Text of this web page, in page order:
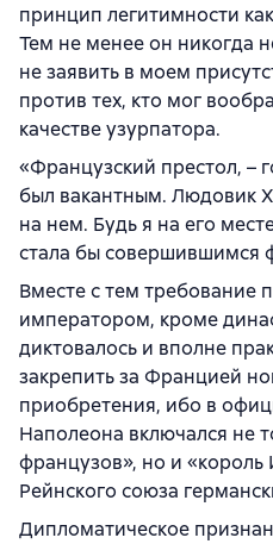
принцип легитимности
Тем не менее он никогда
не заявить в моем
против тех, кто мог
качестве узурпатора.
«Французский престол, –
был вакантным. Людовик
на нем. Будь я на его
стала бы совершившимся
Вместе с тем требование
императором, кроме
диктовалось и вполне
закрепить за Францией
приобретения, ибо в
Наполеона включался не
французов», но и «король
Рейнского союза
Дипломатическое